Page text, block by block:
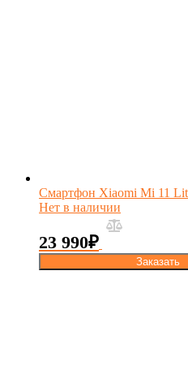
Смартфон Xiaomi Mi 11
Нет в наличии
23 990₽
Заказать